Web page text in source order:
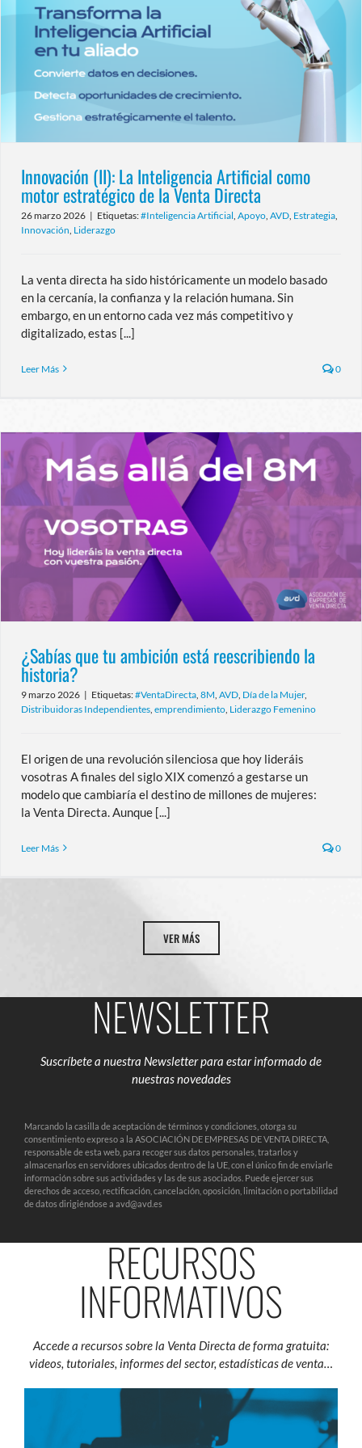
Innovación (II): La Inteligencia Artificial como
motor estratégico de la Venta Directa
26 marzo 2026 | Etiquetas:#Inteligencia Artificial Apoyo AVD Estrategia
Innovación Liderazgo
La venta directa ha sido históricamente un modelo basado
en la cercanía, la confianza y la relación humana. Sin
embargo, en un entorno cada vez más competitivo y
digitalizado, estas [...]
Leer Más 0
¿Sabías que tu ambición está reescribiendo la
historia?
9 marzo 2026 | Etiquetas:#VentaDirecta 8M AVD Día de la Mujer,
Distribuidoras Independientes emprendimiento Liderazgo Femenino
El origen de una revolución silenciosa que hoy lideráis
vosotras A finales del siglo XIX comenzó a gestarse un
modelo que cambiaría el destino de millones de mujeres:
la Venta Directa. Aunque [...]
Leer Más 0
VER MÁS
NEWSLETTER
Suscríbete a nuestra Newsletter para estar informado de
nuestras novedades
Marcando la casilla de aceptación de términos y condiciones, otorga su
consentimiento expreso a la ASOCIACIÓN DE EMPRESAS DE VENTA DIRECTA,
responsable de esta web, para recoger sus datos personales, tratarlos y
almacenarlos en servidores ubicados dentro de la UE, con el único fin de enviarle
información sobre sus actividades y las de sus asociados. Puede ejercer sus
derechos de acceso, rectificación, cancelación, oposición, limitación o portabilidad
de datos dirigiéndose a avd@avd.es
RECURSOS
INFORMATIVOS
Accede a recursos sobre la Venta Directa de forma gratuita:
videos, tutoriales, informes del sector, estadísticas de venta…
VÍDEOS Y TUTORIALES